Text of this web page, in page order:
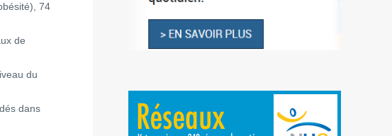
74
de
du
dans